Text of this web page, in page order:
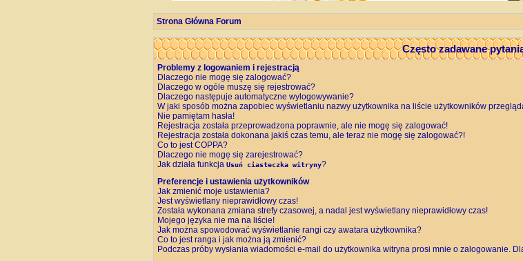
Strona Główna Forum
Często zadawane
Problemy z logowaniem i rejestracją
Dlaczego nie mogę się zalogować?
Dlaczego w ogóle muszę się rejestrować?
Dlaczego następuje automatyczne wylogowywanie?
W jaki sposób można zapobiec wyświetlaniu nazwy użytkownika na liście użytkowników
Nie pamiętam hasła!
Rejestracja została przeprowadzona poprawnie, ale nie mogę się zalogować!
Rejestracja została dokonana jakiś czas temu, ale teraz nie mogę się zalogować?!
Co to jest COPPA?
Dlaczego nie mogę się zarejestrować?
Jak działa funkcja Usuń ciasteczka witryny?
Preferencje i ustawienia użytkowników
Jak zmienić moje ustawienia?
Jest wyświetlany nieprawidłowy czas!
Została wykonana zmiana strefy czasowej, a nadal jest wyświetlany nieprawidłowy czas!
Mojego języka nie ma na liście!
Jak można spowodować wyświetlanie rangi czy awatara użytkownika?
Co to jest ranga i jak można ją zmienić?
Podczas próby wysłania wiadomości e-mail do użytkownika witryna prosi mnie o zalogowanie.